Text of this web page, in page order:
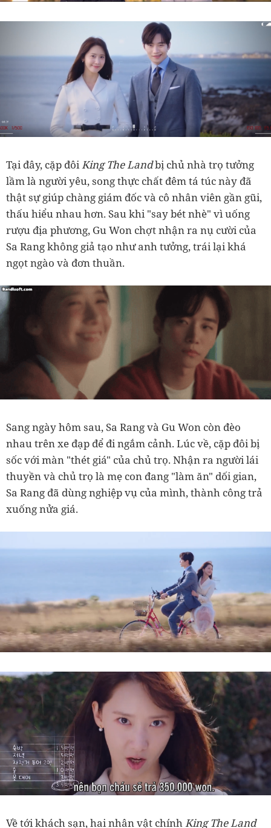
Tại đây, cặp đôiKing The Landbị chủ nhà trọ tưởng
lầm là người yêu, song thực chất đêm tá túc này đã
thật sự giúp chàng giám đốc và cô nhân viên gần gũi,
thấu hiểu nhau hơn. Sau khi "say bét nhè" vì uống
rượu địa phương, Gu Won chợt nhận ra nụ cười của
Sa Rang không giả tạo như anh tưởng, trái lại khá
ngọt ngào và đơn thuần.
Sang ngày hôm sau, Sa Rang và Gu Won còn đèo
nhau trên xe đạp để đi ngắm cảnh. Lúc về, cặp đôi bị
sốc với màn "thét giá" của chủ trọ. Nhận ra người lái
thuyền và chủ trọ là mẹ con đang "làm ăn" dối gian,
Sa Rang đã dùng nghiệp vụ của mình, thành công trả
xuống nửa giá.
Về tới khách sạn, hai nhân vật chínhKing The Land